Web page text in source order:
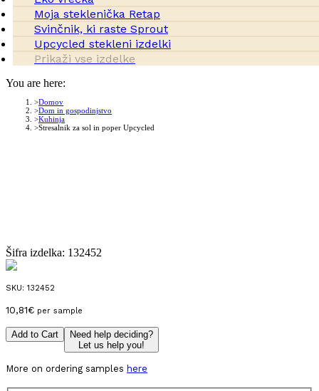
Moja steklenička Retap
Svinčnik, ki raste Sprout
Upcycled stekleni izdelki
Prikaži vse izdelke
You are here:
Domov
Dom in gospodinjstvo
Kuhinja
Stresalnik za sol in poper Upcycled
Šifra izdelka: 132452
SKU: 132452
10,81€ per sample
Add to Cart
Need help deciding?
Let us help you!
More on ordering samples here